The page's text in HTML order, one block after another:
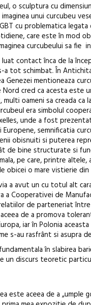
o sculptura cu
unui curcubeu
cu problematica
care este în mod
curcubeului sa fie
luat contact înca de la
a tot schimbat. În
Genezei mentioneaza
Nord cred ca acesta
oameni sa creada
era simbolul
unde a fost
semnificatia
obisnuiti si puterea
de bine structurate si
pe care, printre
o mare vistierie
a avut un cu totul alt
Cooperativei de
de parteneriat
de a promova
iar în Polonia
s-au rasfrânt si asupra
în slabirea
un discurs teoretic
este aceea de a